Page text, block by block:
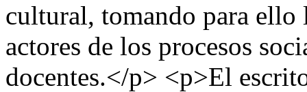
cultural, tomando para ello
actores de los procesos
docentes.</p> <p>El